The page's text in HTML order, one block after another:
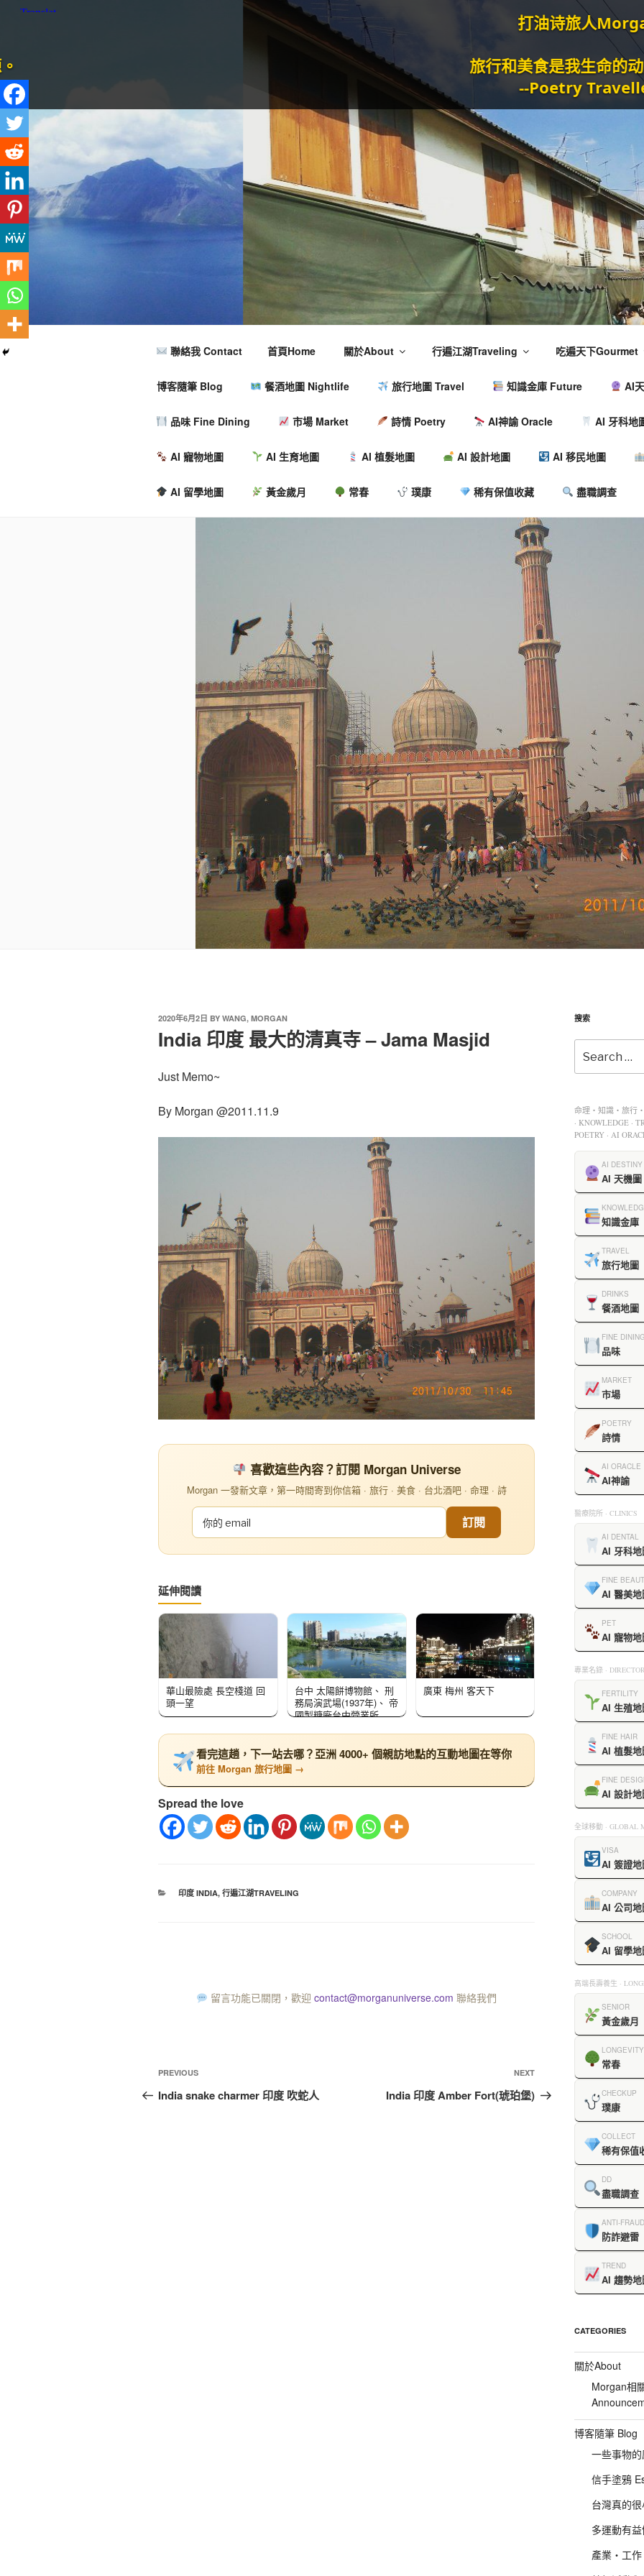
打油诗旅人Morgan
旅行和美食是我生命的动力泉源。
--Poetry Traveller
聯絡我 Contact 首頁Home 關於About 行遍江湖Traveling 吃遍天下Gourmet
博客隨筆 Blog 餐酒地圖 Nightlife 旅行地圖 Travel 知識金庫 Future AI
品味 Fine Dining 市場 Market 詩情 Poetry AI神諭 Oracle AI 牙科地
AI 寵物地圖 AI 生育地圖 AI 植髮地圖 AI 設計地圖 AI 移民地圖
AI 留學地圖 黃金歲月 常春 璞康 稀有保值收藏 盡職調查
2020年6月2日 BY WANG, MORGAN
India 印度 最大的清真寺 – Jama Masjid
Just Memo~
By Morgan @2011.11.9
喜歡這些內容？訂閱 Morgan Universe
Morgan 一發新文章，第一時間寄到你信箱 · 旅行 · 美食 · 台北酒吧 · 命理 · 詩
訂閱
延伸閱讀
華山最險處 長空棧道 回
頭一望
台中 太陽餅博物館、 刑
務局演武場(1937年)、 帝
國製糖廠台中營業所
廣東 梅州 客天下
看完這趟，下一站去哪？亞洲 4000+ 個親訪地點的互動地圖在等你
前往 Morgan 旅行地圖 →
Spread the love
印度 INDIA, 行遍江湖TRAVELING
留言功能已關閉，歡迎contact@morganuniverse.com 聯絡我們
PREVIOUS
India snake charmer 印度 吹蛇人
NEXT
India 印度 Amber Fort(琥珀堡)
搜索
命理・知識・旅行
· KNOWLEDGE ·
POETRY · AI
AI DESTINY
AI 天機圖
知識金庫
TRAVEL
旅行地圖
DRINKS
餐酒地圖
FINE DINING
品味
MARKET
市場
POETRY
詩情
AI ORACLE
AI神諭
醫療院所 · CLINICS
AI DENTAL
AI 牙科地
FINE
AI 醫美地
PET
AI 寵物地
專業名錄 ·
FERTILITY
AI 生殖地
FINE HAIR
AI 植髮地
FINE
AI 設計地
全球移動 · GLOBAL
VISA
AI 簽證地
COMPANY
AI 公司地
SCHOOL
AI 留學地
高端長壽養生 ·
SENIOR
黃金歲月
LONGEVITY
常春
CHECKUP
璞康
COLLECT
稀有保值
DD
盡職調查
ANTI-FRAUD
防詐避雷
TREND
AI 趨勢地
CATEGORIES
關於About
Morgan相
博客隨筆 Blog
一些事物
信手塗鴉
台灣真的
多運動有
產業‧工